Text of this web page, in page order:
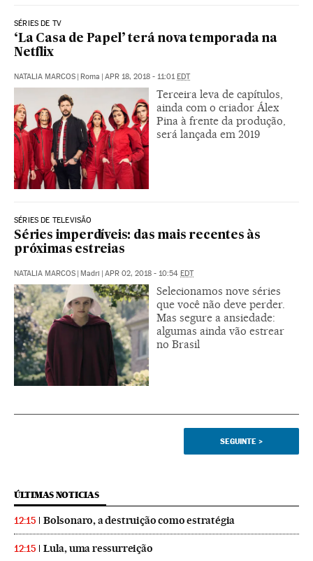
SÉRIES DE TV
‘La Casa de Papel’ terá nova temporada na
Netflix
NATALIA MARCOS Roma APR 18, 2018 - 11:01 EDT
Terceira leva de capítulos,
ainda com o criador Álex
Pina à frente da produção,
será lançada em 2019
SÉRIES DE TELEVISÃO
Séries imperdíveis: das mais recentes às
próximas estreias
NATALIA MARCOS Madri APR 02, 2018 - 10:54 EDT
Selecionamos nove séries
que você não deve perder.
Mas segure a ansiedade:
algumas ainda vão estrear
no Brasil
SEGUINTE >
ÚLTIMAS NOTICIAS
12:15 Bolsonaro, a destruição como estratégia
12:15 Lula, uma ressurreição